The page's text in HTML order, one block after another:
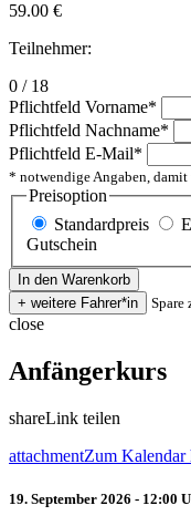
59.00 €
Teilnehmer:
0 / 18
Pflichtfeld Vorname*
Pflichtfeld Nachname*
Pflichtfeld E-Mail*
* notwendige Angaben,
Preisoption
Standardpreis
Gutschein
Spare
close
Anfängerkurs
shareLink teilen
attachmentZum Kalendar
19. September 2026 - 12:00